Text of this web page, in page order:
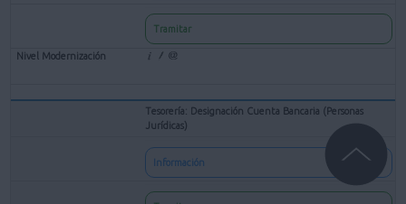
Tramitar
Tesorería: Designación Cuenta Bancaria (Personas
Jurídicas)
Información